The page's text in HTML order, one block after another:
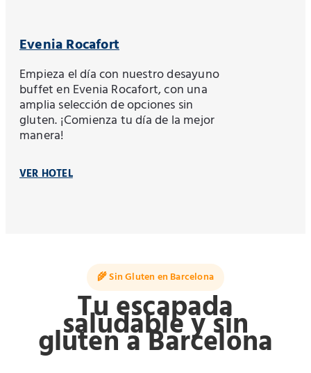
Evenia Rocafort
Empieza el día con nuestro desayuno
buffet en Evenia Rocafort, con una
amplia selección de opciones sin
gluten. ¡Comienza tu día de la mejor
manera!
VER HOTEL
🌾 Sin Gluten en Barcelona
Tu escapada
saludable y sin
gluten a Barcelona